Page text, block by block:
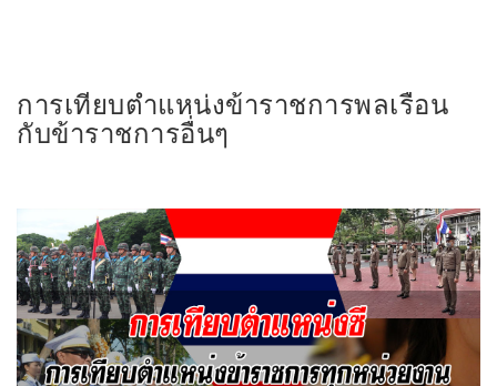
การเทียบตำแหน่งข้าราชการพลเรือน
กับข้าราชการอื่นๆ